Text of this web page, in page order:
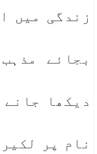
زندگی میں
بجائے
دیکھا
نام پر